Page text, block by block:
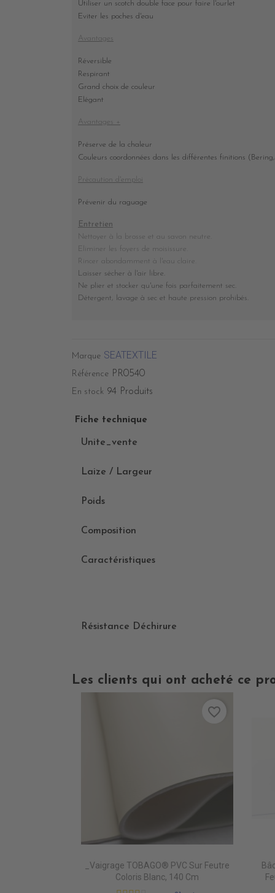
Utiliser un scotch double face pour faire l'ourlet
Eviter les poches d'eau
Avantages
Réversible
Respirant
Grand choix de couleur
Elégant
Avantages +
Préserve de la chaleur
Couleurs coordonnées dans les différentes finitions
Précaution d'emploi
Prévenir du raguage
Entretien
Nettoyer à la brosse et au savon neutre.
Eliminer les foyers de moisissure.
Rincer abondamment à l'eau claire.
Laisser sécher à l'air libre.
Ne plier et stocker qu'une fois parfaitement sec
Détergent, lavage à sec et haute pression prohibés
Marque SEATEXTILE
Référence PR0540
En stock 94 Produits
Fiche technique
Unite_vente
Laize / Largeur
Poids
Composition
Caractéristiques
Résistance Déchirure
Les clients qui ont acheté ce
_Vaigrage TOBAGO® PVC Sur Feutre
Coloris Blanc, 140 Cm
favorite_border